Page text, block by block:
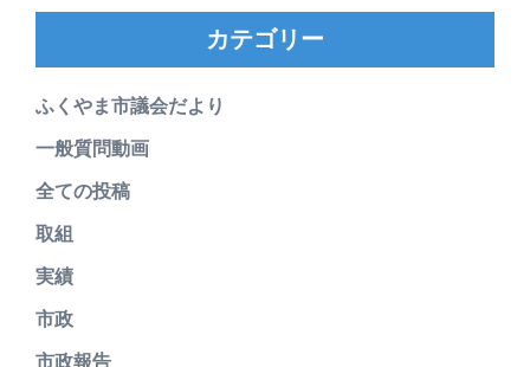
カテゴリー
ふくやま市議会だより
一般質問動画
全ての投稿
取組
実績
市政
市政報告